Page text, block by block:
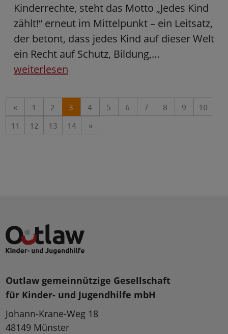
Kinderrechte, steht das Motto „Jedes Kind
zählt!“ erneut im Mittelpunkt – ein Leitsatz,
der betont, dass jedes Kind auf dieser Welt
ein Recht auf Schutz, Bildung,…
weiterlesen
« 1 2 3 4 5 6 7 8 9
10
11
12 13 14 »
Outlaw gemeinnützige Gesellschaft
für Kinder- und Jugendhilfe mbH
Johann-Krane-Weg 18
48149 Münster